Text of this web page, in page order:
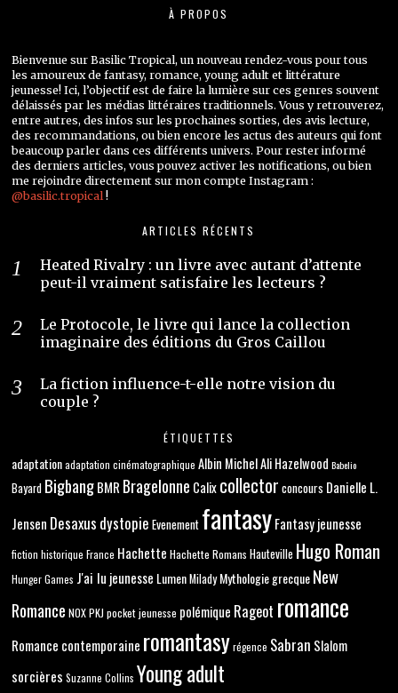
À PROPOS
Bienvenue sur Basilic Tropical, un nouveau rendez-vous pour tous
les amoureux de fantasy, romance, young adult et littérature
jeunesse! Ici, l’objectif est de faire la lumière sur ces genres souvent
délaissés par les médias littéraires traditionnels. Vous y retrouverez,
entre autres, des infos sur les prochaines sorties, des avis lecture,
des recommandations, ou bien encore les actus des auteurs qui font
beaucoup parler dans ces différents univers. Pour rester informé
des derniers articles, vous pouvez activer les notifications, ou bien
me rejoindre directement sur mon compte Instagram :
@basilic.tropical !
ARTICLES RÉCENTS
Heated Rivalry : un livre avec autant d’attente
peut-il vraiment satisfaire les lecteurs ?
Le Protocole, le livre qui lance la collection
imaginaire des éditions du Gros Caillou
La fiction influence-t-elle notre vision du
couple ?
ÉTIQUETTES
adaptation adaptation cinématographique Albin MichelAli Hazelwood Babelio
Bayard BigbangBMR Bragelonne Calixcollector concours Danielle L.
Jensen Desaxus dystopie Evenement fantasyFantasy jeunesse
fiction historique France Hachette Hachette Romans Hauteville Hugo Roman
Hunger Games J'ai lu jeunesse LumenMiladyMythologie grecqueNew
Romance NOXPKJ pocket jeunesse polémique Rageot romance
Romance contemporaine romantasy régence Sabran Slalom
sorcières Suzanne Collins Young adult